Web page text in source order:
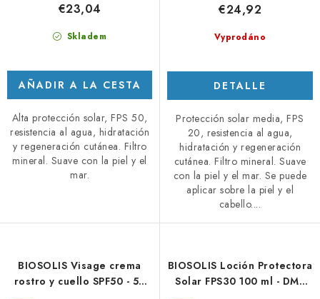
Skladem
€23,04
AÑADIR A LA CESTA
Alta protección solar, FPS 50,
resistencia al agua, hidratación
y regeneración cutánea. Filtro
mineral. Suave con la piel y el
mar.
Vyprodáno
€24,92
DETALLE
Protección solar media, FPS
20, resistencia al agua,
hidratación y regeneración
cutánea. Filtro mineral. Suave
con la piel y el mar. Se puede
aplicar sobre la piel y el
cabello....
BIOSOLIS Visage crema
rostro y cuello SPF50 - 50
BIOSOLIS Loción Protectora
Solar FPS30 100 ml - DMS